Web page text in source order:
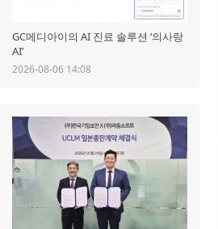
GC메디아이의 AI 진료 솔루션 ‘의사랑
AI’
2026-08-06 14:08